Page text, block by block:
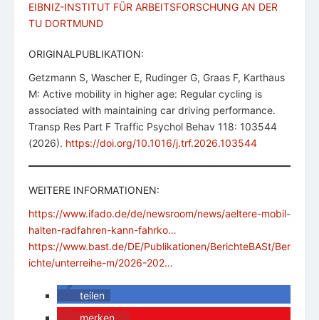
EIBNIZ-INSTITUT FÜR ARBEITSFORSCHUNG AN DER
TU DORTMUND
ORIGINALPUBLIKATION:
Getzmann S, Wascher E, Rudinger G, Graas F, Karthaus
M: Active mobility in higher age: Regular cycling is
associated with maintaining car driving performance.
Transp Res Part F Traffic Psychol Behav 118: 103544
(2026). https://doi.org/10.1016/j.trf.2026.103544
WEITERE INFORMATIONEN:
https://www.ifado.de/de/newsroom/news/aeltere-mobil-
halten-radfahren-kann-fahrko…
https://www.bast.de/DE/Publikationen/BerichteBASt/Ber
ichte/unterreihe-m/2026-202…
teilen
merken